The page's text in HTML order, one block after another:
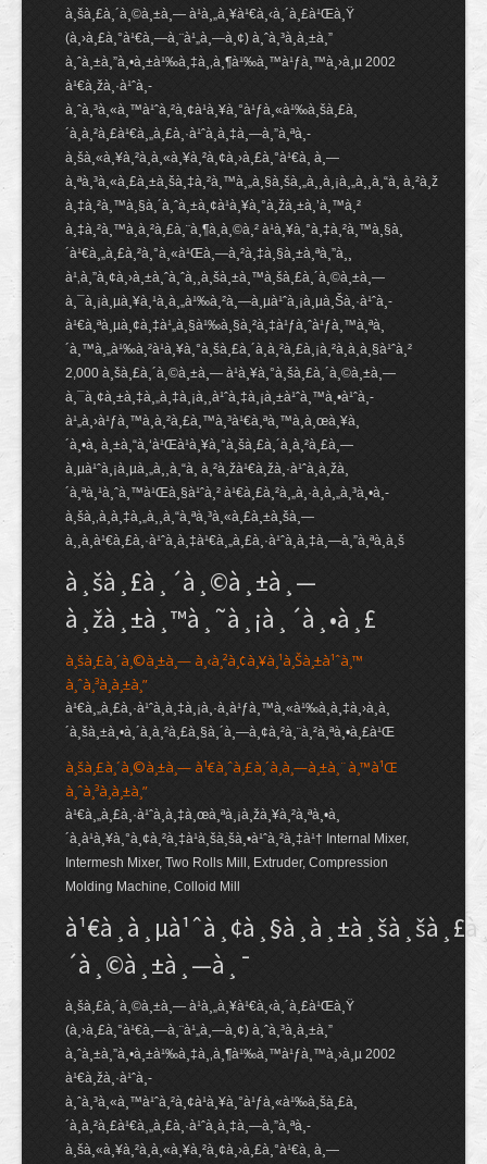
à¸šà¸£à¸´à¸©à¸±à¸— à¹à¸„à¸¥à¹€à¸‹à¸´à¸£à¹Œà¸Ÿ
(à¸›à¸£à¸°à¹€à¸—à¸¨à¹„à¸—à¸¢) à¸ˆà¸³à¸à¸±à¸”
à¸ˆà¸±à¸”à¸•à¸±à¹‰à¸‡à¸‚à¸¶à¹‰à¸™à¹ƒà¸™à¸›à¸µ 2002
à¹€à¸žà¸·à¹ˆà¸­
à¸ˆà¸³à¸«à¸™à¹ˆà¸²à¸¢à¹à¸¥à¸°à¹ƒà¸«à¹‰à¸šà¸£à¸
´à¸à¸²à¸£à¹€à¸„à¸£à¸·à¹ˆà¸­à¸‡à¸—à¸”à¸ªà¸­
à¸šà¸«à¸¥à¸²à¸à¸«à¸¥à¸²à¸¢à¸›à¸£à¸°à¹€à¸ à¸—
à¸ªà¸³à¸«à¸£à¸±à¸šà¸‡à¸²à¸™à¸„à¸§à¸šà¸„à¸¸à¸¡à¸„à¸¸à¸“à¸ à¸²à¸ž
à¸‡à¸²à¸™à¸§à¸´à¸ˆà¸±à¸¢à¹à¸¥à¸°à¸žà¸±à¸’à¸™à¸²
à¸‡à¸²à¸™à¸à¸²à¸£à¸¨à¸¶à¸à¸©à¸² à¹à¸¥à¸°à¸‡à¸²à¸™à¸§à¸
´à¹€à¸„à¸£à¸²à¸°à¸«à¹Œà¸—à¸²à¸‡à¸§à¸±à¸ªà¸”à¸¸
à¹‚à¸”à¸¢à¸›à¸±à¸ˆà¸ˆà¸¸à¸šà¸±à¸™à¸šà¸£à¸´à¸©à¸±à¸—
à¸¯à¸¡à¸µà¸¥à¸¹à¸à¸„à¹‰à¸²à¸—à¸µà¹ˆà¸¡à¸µà¸Šà¸·à¹ˆà¸­
à¹€à¸ªà¸µà¸¢à¸‡à¹„à¸§à¹‰à¸§à¸²à¸‡à¹ƒà¸ˆà¹ƒà¸™à¸ªà¸
´à¸™à¸„à¹‰à¸²à¹à¸¥à¸°à¸šà¸£à¸´à¸à¸²à¸£à¸¡à¸²à¸à¸à¸§à¹ˆà¸²
2,000 à¸šà¸£à¸´à¸©à¸±à¸— à¹à¸¥à¸°à¸šà¸£à¸´à¸©à¸±à¸—
à¸¯à¸¢à¸±à¸‡à¸„à¸‡à¸¡à¸¸à¹ˆà¸‡à¸¡à¸±à¹ˆà¸™à¸•à¹ˆà¸­
à¹„à¸›à¹ƒà¸™à¸à¸²à¸£à¸™à¸³à¹€à¸ªà¸™à¸­à¸œà¸¥à¸
´à¸•à¸ à¸±à¸“à¸‘à¹Œà¹à¸¥à¸°à¸šà¸£à¸´à¸à¸²à¸£à¸—
à¸µà¹ˆà¸¡à¸µà¸„à¸¸à¸“à¸ à¸²à¸žà¹€à¸žà¸·à¹ˆà¸­à¸žà¸
´à¸ªà¸¹à¸ˆà¸™à¹Œà¸§à¹ˆà¸² à¹€à¸£à¸²à¸„à¸·à¸­à¸„à¸³à¸•à¸­
à¸šà¸‚à¸­à¸‡à¸„à¸¸à¸“à¸ªà¸³à¸«à¸£à¸±à¸šà¸—
à¸¸à¸à¹€à¸£à¸·à¹ˆà¸­à¸‡à¹€à¸„à¸£à¸·à¹ˆà¸­à¸‡à¸—à¸”à¸ªà¸­à¸š
à¸šà¸£à¸´à¸©à¸±à¸—
à¸žà¸±à¸™à¸˜à¸¡à¸´à¸•à¸£
à¸šà¸£à¸´à¸©à¸±à¸— à¸‹à¸²à¸¢à¸¥à¸¹à¸Šà¸±à¹ˆà¸™
à¸ˆà¸³à¸à¸±à¸”
à¹€à¸„à¸£à¸·à¹ˆà¸­à¸‡à¸¡à¸·à¸­à¹ƒà¸™à¸«à¹‰à¸­à¸‡à¸›à¸à¸
´à¸šà¸±à¸•à¸´à¸à¸²à¸£à¸§à¸´à¸—à¸¢à¸²à¸¨à¸²à¸ªà¸•à¸£à¹Œ
à¸šà¸£à¸´à¸©à¸±à¸— à¹€à¸ˆà¸£à¸´à¸à¸—à¸±à¸¨à¸™à¹Œ
à¸ˆà¸³à¸à¸±à¸”
à¹€à¸„à¸£à¸·à¹ˆà¸­à¸‡à¸œà¸ªà¸¡à¸žà¸¥à¸²à¸ªà¸•à¸
´à¸à¹à¸¥à¸°à¸¢à¸²à¸‡à¹à¸šà¸šà¸•à¹ˆà¸²à¸‡à¹† Internal Mixer,
Intermesh Mixer, Two Rolls Mill, Extruder, Compression
Molding Machine, Colloid Mill
´à¸©à¸±à¸—à¸¯
à¸šà¸£à¸´à¸©à¸±à¸— à¹à¸„à¸¥à¹€à¸‹à¸´à¸£à¹Œà¸Ÿ
(à¸›à¸£à¸°à¹€à¸—à¸¨à¹„à¸—à¸¢) à¸ˆà¸³à¸à¸±à¸”
à¸ˆà¸±à¸”à¸•à¸±à¹‰à¸‡à¸‚à¸¶à¹‰à¸™à¹ƒà¸™à¸›à¸µ 2002
à¹€à¸žà¸·à¹ˆà¸­
à¸ˆà¸³à¸«à¸™à¹ˆà¸²à¸¢à¹à¸¥à¸°à¹ƒà¸«à¹‰à¸šà¸£à¸
´à¸à¸²à¸£à¹€à¸„à¸£à¸·à¹ˆà¸­à¸‡à¸—à¸”à¸ªà¸­
à¸šà¸«à¸¥à¸²à¸à¸«à¸¥à¸²à¸¢à¸›à¸£à¸°à¹€à¸ à¸—